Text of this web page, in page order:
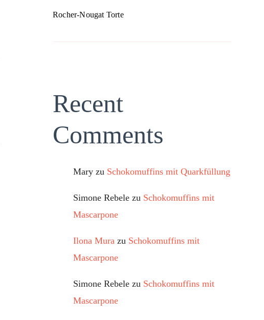
Rocher-Nougat Torte
Recent
Comments
Mary zu Schokomuffins mit Quarkfüllung
Simone Rebele zu Schokomuffins mit
Mascarpone
Ilona Mura zu Schokomuffins mit
Mascarpone
Simone Rebele zu Schokomuffins mit
Mascarpone